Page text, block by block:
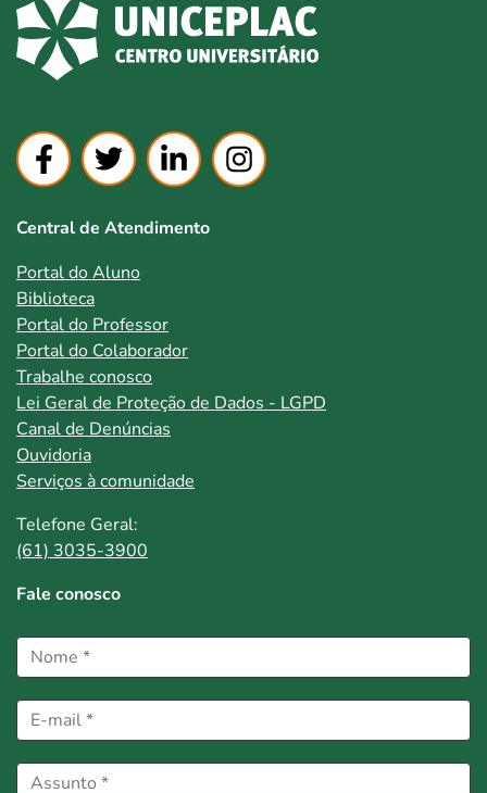
Central de Atendimento
Portal do Aluno
Biblioteca
Portal do Professor
Portal do Colaborador
Trabalhe conosco
Lei Geral de Proteção de Dados - LGPD
Canal de Denúncias
Ouvidoria
Serviços à comunidade
Telefone Geral:
(61) 3035-3900
Fale conosco